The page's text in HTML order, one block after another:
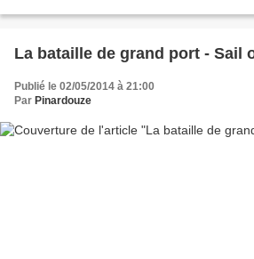
La bataille de grand port -
Publié le 02/05/2014 à 21:00
Par Pinardouze